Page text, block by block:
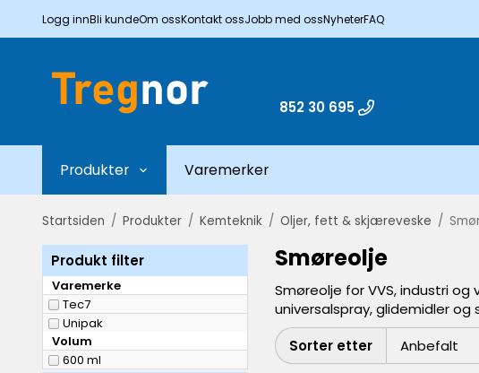
Logg innBli kundeOm ossKontakt ossJobb med ossNyheterFAQ
852 30 695
Produkter Varemerker
Startsiden / Produkter / Kemteknik / Oljer, fett & skjæreveske /
Produkt filter
Varemerke
Tec7
Unipak
Volum
600 ml
Smøreolje
Smøreolje for VVS, industri
universalspray, glidemidler
Sorter etter